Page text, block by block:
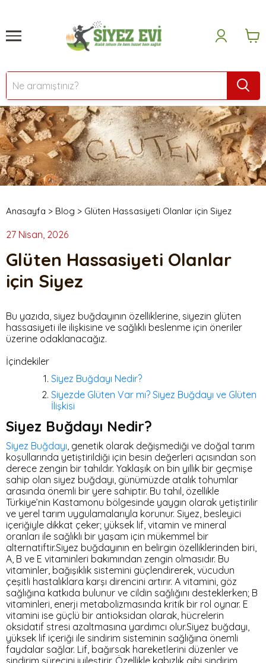
Anasayfa > Blog > Glüten Hassasiyeti Olanlar için Siyez
27 Nisan, 2026
Glüten Hassasiyeti Olanlar
için Siyez
Bu yazıda, siyez buğdayının özelliklerine, siyezin glüten
hassasiyeti ile ilişkisine ve sağlıklı beslenme için öneriler
üzerine odaklanacağız.
İçindekiler
Siyez Buğdayı Nedir?
Siyezde Glüten Var mı? Siyez Buğdayı ve Glüten
İlişkisi
Siyez Buğdayı Nedir?
Siyez Buğdayı, genetik olarak değişmediği ve doğal tarım
koşullarında yetiştirildiği için besin değerleri açısından son
derece zengin bir tahıldır. Yaklaşık on bin yıllık bir geçmişe
sahip olan siyez buğdayı, günümüzde atalık tohumlar
arasında önemli bir yere sahiptir. Bu tahıl, özellikle
Türkiye’nin Kastamonu bölgesinde yaygın olarak yetiştirilir
ve yerel tarım uygulamalarıyla korunur. Siyez, besleyici
içeriğiyle dikkat çeker; yüksek lif, vitamin ve mineral
oranları ile sağlıklı bir yaşam için mükemmel bir
alternatiftir.Siyez buğdayının en belirgin özelliklerinden biri,
A, B ve E vitaminleri bakımından zengin olmasıdır. Bu
vitaminler, bağışıklık sistemini güçlendirerek, vücudun
çeşitli hastalıklara karşı direncini artırır. A vitamini, göz
sağlığına katkıda bulunur ve cildin sağlığını desteklerken; B
vitaminleri, enerji metabolizmasında kritik bir rol oynar. E
vitamini ise güçlü bir antioksidan olarak, hücrelerin
oksidatif stresi azaltmasına yardımcı olur.Siyez buğdayı,
yüksek lif içeriği ile sindirim sisteminin sağlığına önemli
faydalar sağlar. Lif, bağırsak hareketlerini düzenler ve